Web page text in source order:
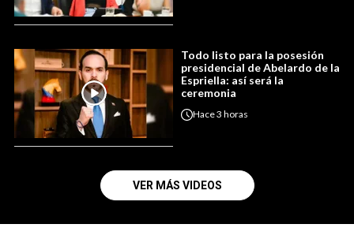
Todo listo para la posesión
presidencial de Abelardo de la
Espriella: así será la
ceremonia
Hace3 horas
VER MÁS VIDEOS